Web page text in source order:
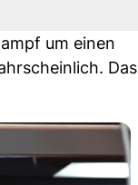
um einen
Das